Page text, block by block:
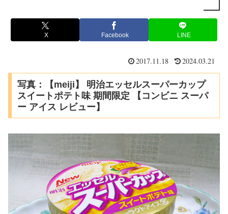
X Facebook LINE
2017.11.18 2024.03.21
写真：【meiji】 明治エッセルスーパーカップ
スイートポテト味 期間限定 【コンビニ スーパ
ー アイス レビュー】